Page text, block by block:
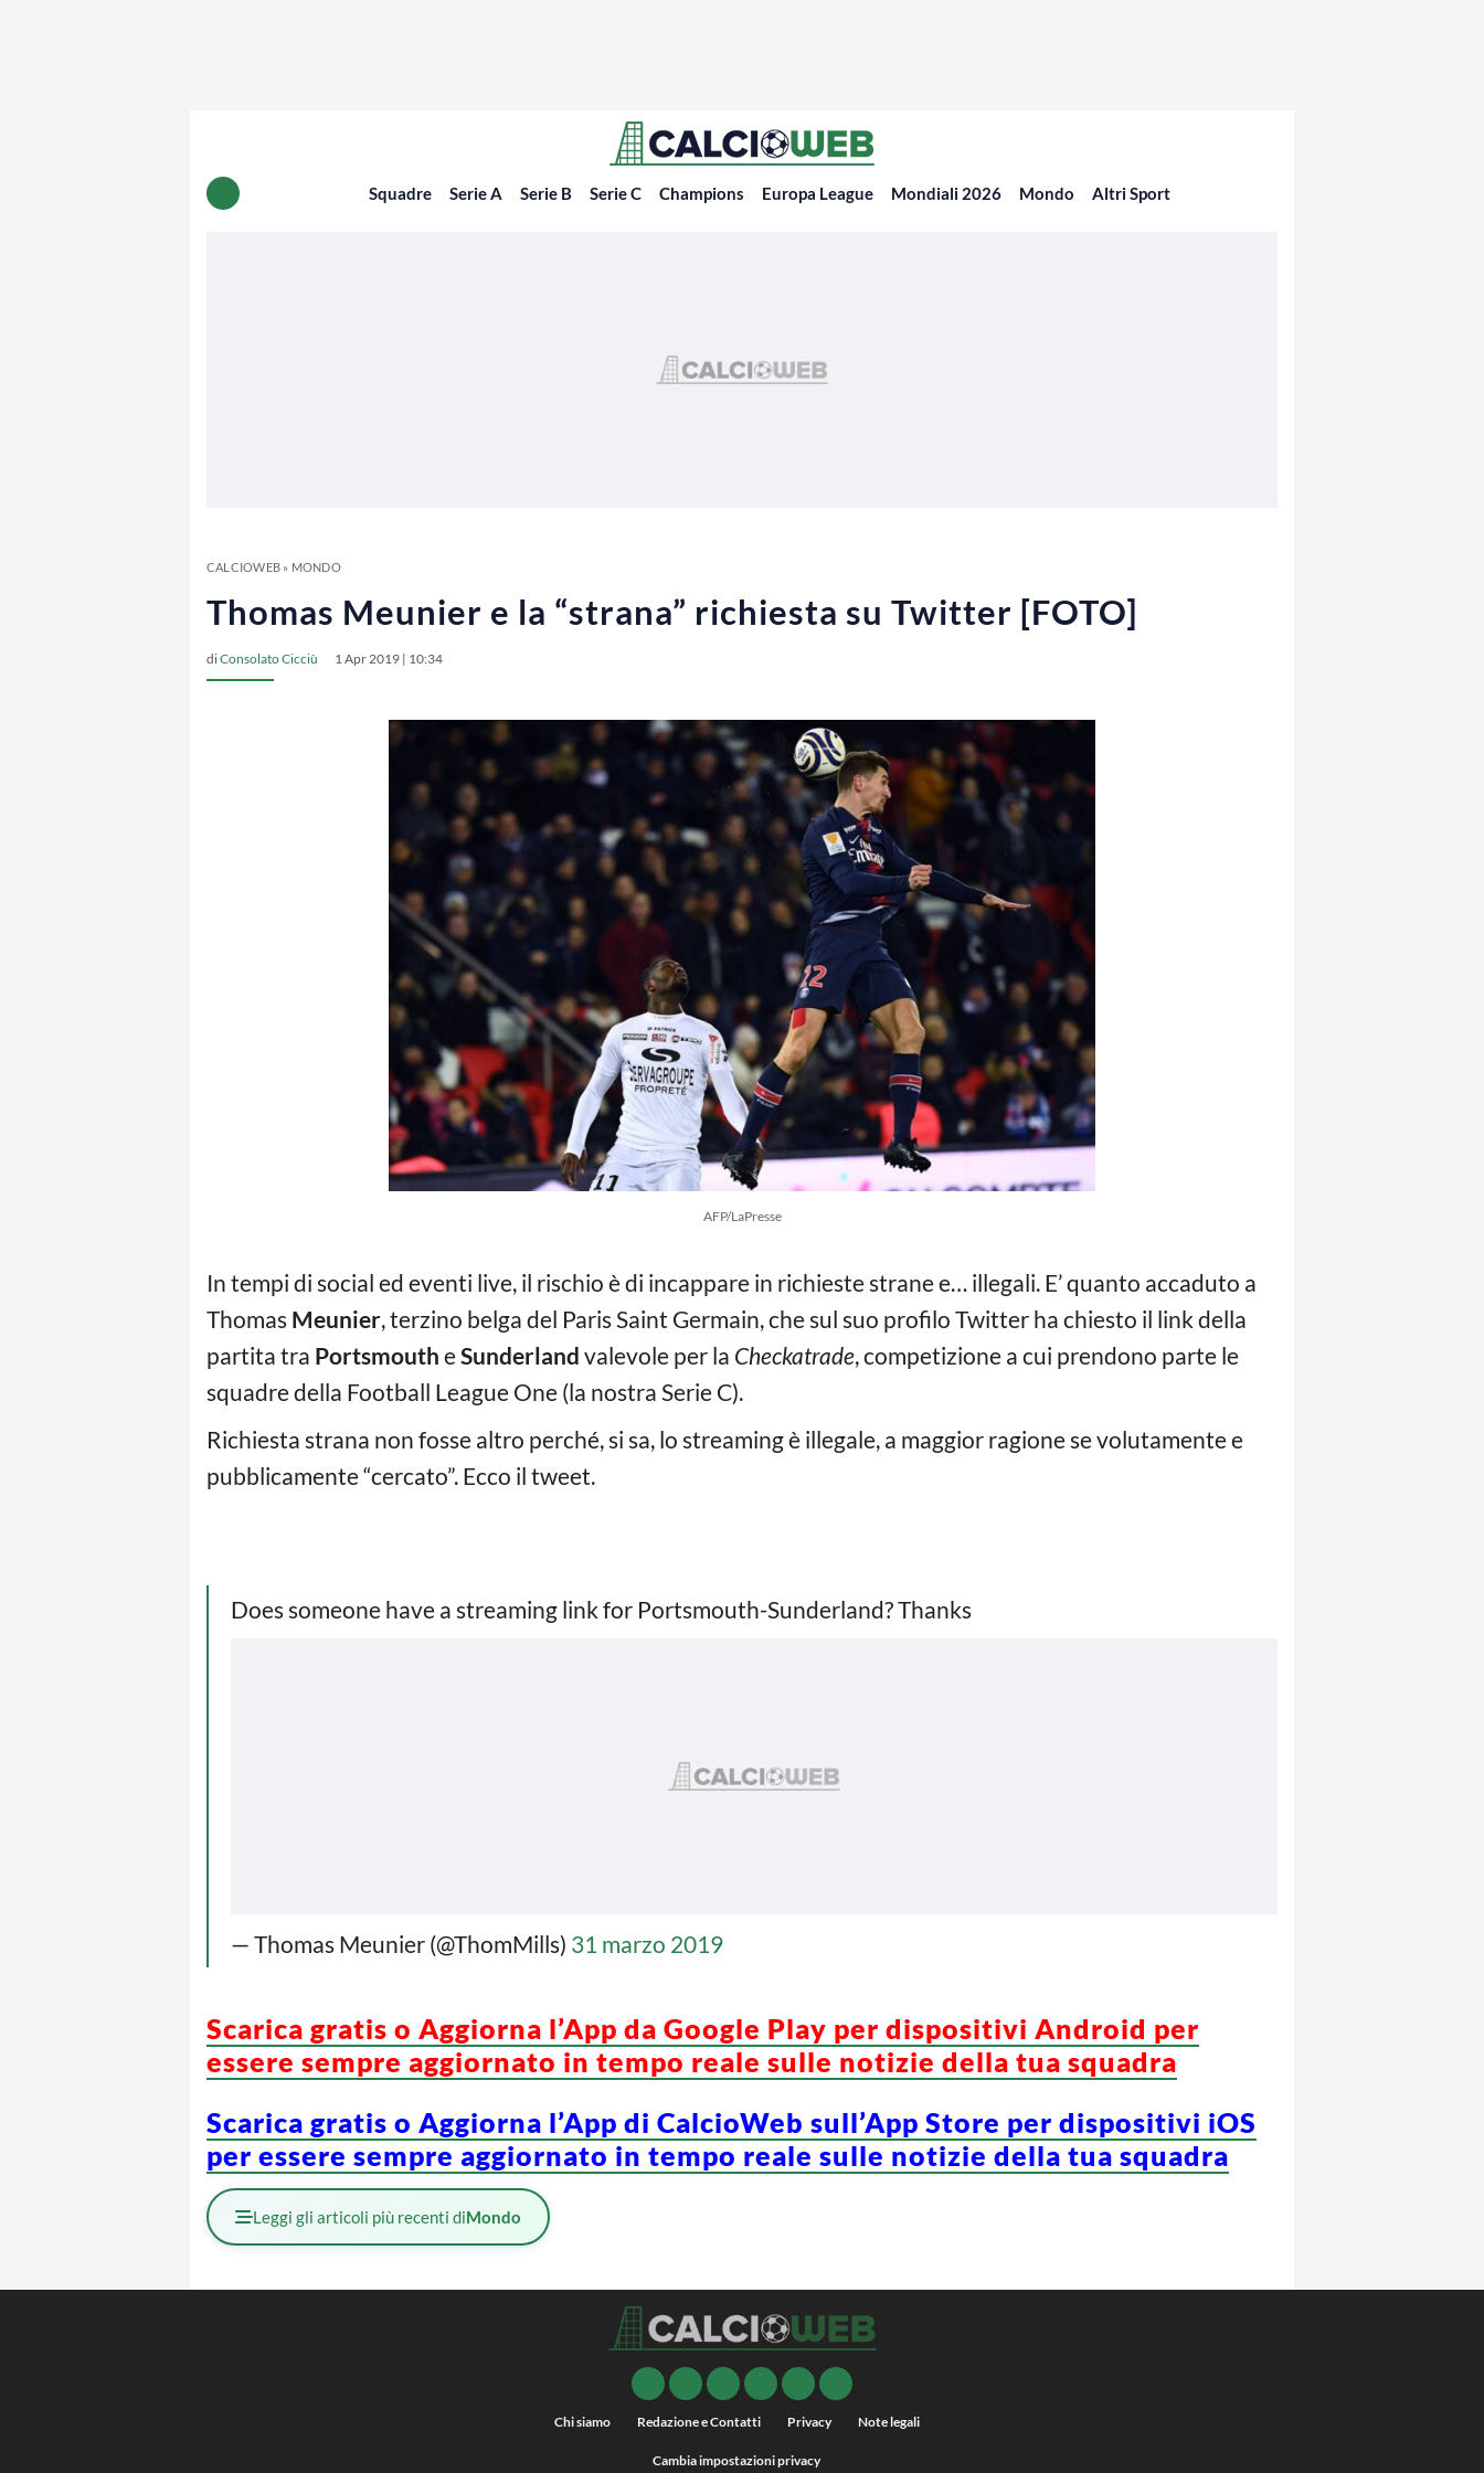
Squadre Serie A Serie B Serie C Champions Europa League Mondiali 2026 Mondo Altri Sport
CALCIOWEB» MONDO
Thomas Meunier e la “strana” richiesta su Twitter [FOTO]
diConsolato Cicciù 1 Apr 2019 | 10:34
AFP/LaPresse
In tempi di social ed eventi live, il rischio è di incappare in richieste strane e… illegali. E’ quanto accaduto a
Thomas Meunier, terzino belga del Paris Saint Germain, che sul suo profilo Twitter ha chiesto il link della
partita tra Portsmouth eSunderland valevole per la Checkatrade, competizione a cui prendono parte le
squadre della Football League One (la nostra Serie C).
Richiesta strana non fosse altro perché, si sa, lo streaming è illegale, a maggior ragione se volutamente e
pubblicamente “cercato”. Ecco il tweet.
Does someone have a streaming link for Portsmouth-Sunderland? Thanks
— Thomas Meunier (@ThomMills) 31 marzo 2019
Scarica gratis o Aggiorna l’App da Google Play per dispositivi Android per
essere sempre aggiornato in tempo reale sulle notizie della tua squadra
Scarica gratis o Aggiorna l’App di CalcioWeb sull’App Store per dispositivi iOS
per essere sempre aggiornato in tempo reale sulle notizie della tua squadra
Leggi gli articoli più recenti diMondo
Chi siamo Redazione e Contatti Privacy Note legali
Cambia impostazioni privacy